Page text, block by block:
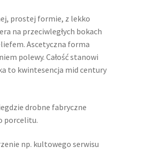
prostej formie, z lekko
na przeciwległych bokach
Ascetyczna forma
polewy. Całość stanowi
to kwintesencja mid century
drobne fabryczne
porcelitu.
np. kultowego serwisu